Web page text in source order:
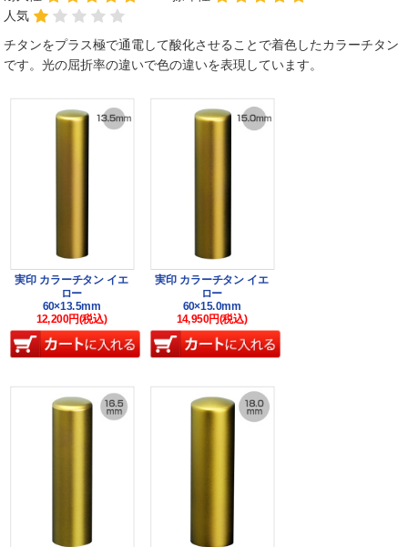
人気
チタンをプラス極で通電して酸化させることで着色したカラーチタン
です。光の屈折率の違いで色の違いを表現しています。
実印 カラーチタン イエ
ロー
60×13.5mm
12,200円(税込)
実印 カラーチタン イエ
ロー
60×15.0mm
14,950円(税込)